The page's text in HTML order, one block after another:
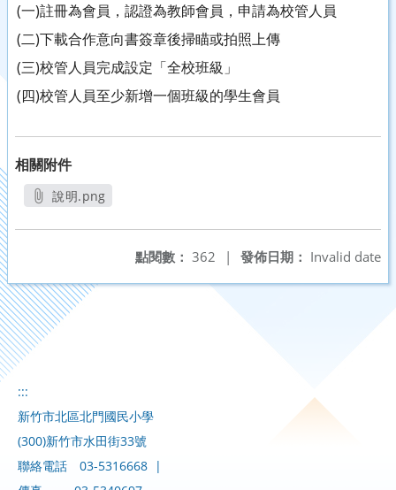
(一)註冊為會員，認證為教師會員，申請為校管人員
(二)下載合作意向書簽章後掃瞄或拍照上傳
(三)校管人員完成設定「全校班級」
(四)校管人員至少新增一個班級的學生會員
相關附件
說明.png
發佈日期： Invalid date
點閱數： 362 |
:::
新竹市北區北門國民小學
(300)新竹市水田街33號
聯絡電話
03-5316668 |